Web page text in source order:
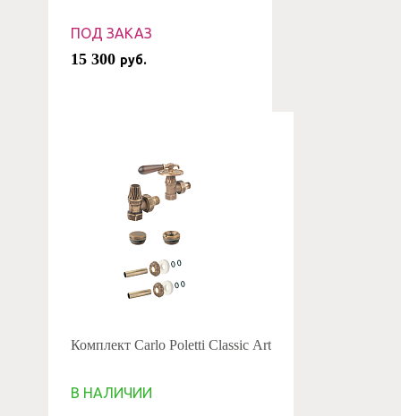
ПОД ЗАКАЗ
15 300 руб.
Комплект Carlo Poletti Classic Art
В НАЛИЧИИ